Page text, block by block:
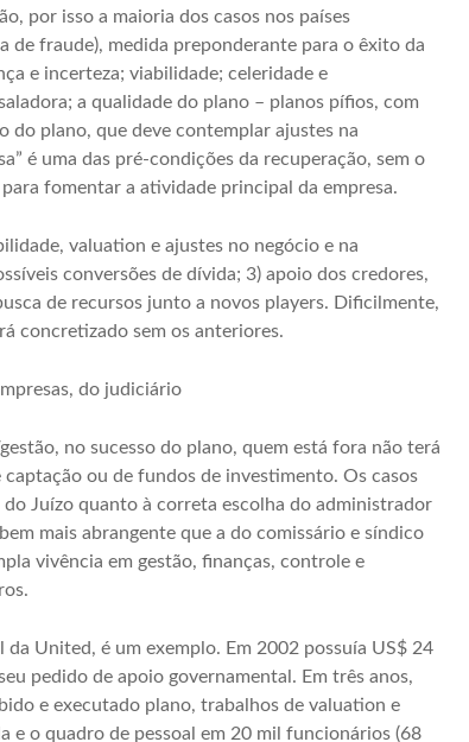
por isso a maioria dos casos nos países
fraude), medida preponderante para o êxito da
e incerteza; viabilidade; celeridade e
a qualidade do plano – planos pífios, com
do plano, que deve contemplar ajustes na
é uma das pré-condições da recuperação, sem o
fomentar a atividade principal da empresa.
valuation e ajustes no negócio e na
conversões de dívida; 3) apoio dos credores,
de recursos junto a novos players. Dificilmente,
concretizado sem os anteriores.
do judiciário
no sucesso do plano, quem está fora não terá
ou de fundos de investimento. Os casos
Juízo quanto à correta escolha do administrador
mais abrangente que a do comissário e síndico
vivência em gestão, finanças, controle e
United, é um exemplo. Em 2002 possuía US$ 24
pedido de apoio governamental. Em três anos,
e executado plano, trabalhos de valuation e
e o quadro de pessoal em 20 mil funcionários (68